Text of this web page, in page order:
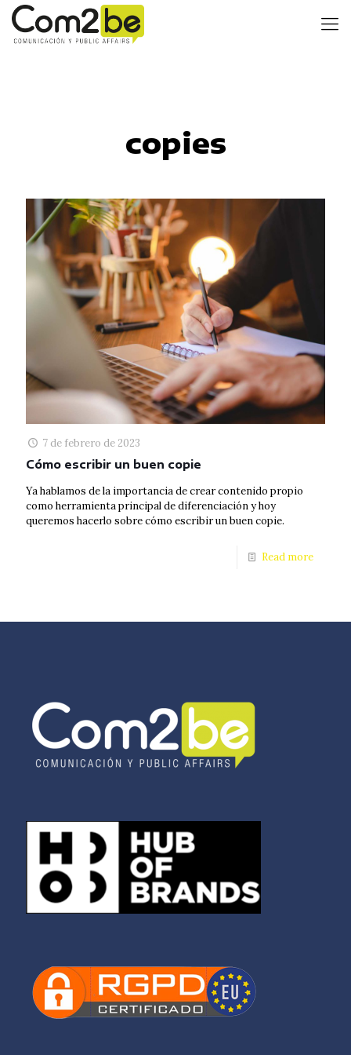
copies
7 de febrero de 2023
Cómo escribir un buen copie
Ya hablamos de la importancia de crear contenido propio
como herramienta principal de diferenciación y hoy
queremos hacerlo sobre cómo escribir un buen copie.
Read more